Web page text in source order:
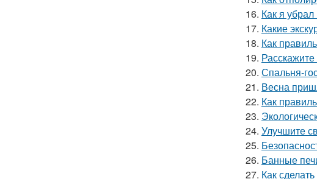
16. Как я
17. Какие
18. Как
19.
20. Спальня-
21. Весна
22. Как
23.
24. Улучшите
25.
26. Банные
27. Как